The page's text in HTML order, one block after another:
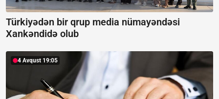
Türkiyədən bir qrup media nümayəndəsi
Xankəndidə olub
4 Avqust 19:05